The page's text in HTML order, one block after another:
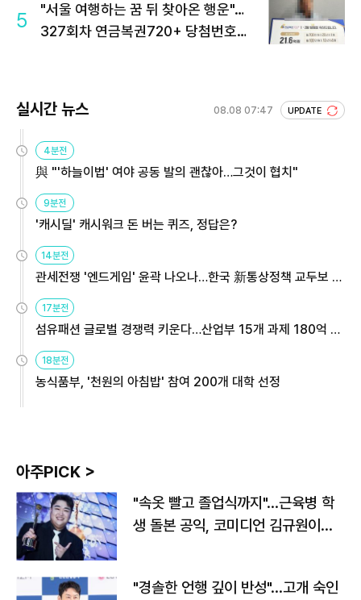
5
"서울 여행하는 꿈 뒤 찾아온 행운"…
327회차 연금복권720+ 당첨번호조
실시간 뉴스 08.08 07:47 UPDATE
4분전
與 "'하늘이법' 여야 공동 발의 괜찮아…그것이 협치"
9분전
'캐시딜' 캐시워크 돈 버는 퀴즈, 정답은?
14분전
관세전쟁 '엔드게임' 윤곽 나오나…한국 新통상정책 교두보 활
용해야
17분전
섬유패션 글로벌 경쟁력 키운다…산업부 15개 과제 180억 지
원
18분전
농식품부, '천원의 아침밥' 참여 200개 대학 선정
아주PICK >
"속옷 빨고 졸업식까지"…근육병 학
생 돌본 공익, 코미디언 김규원이었
"경솔한 언행 깊이 반성"…고개 숙인